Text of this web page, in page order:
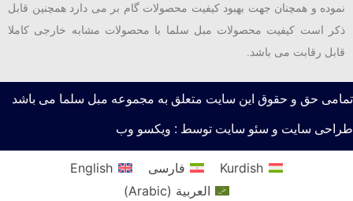
نموده و همچنان جهت بهبود کیفیت محصولات گام بر می دارد همچنین قابل
ذکر است کیفیت محصولات مبل سلما با محصولات مشابه خارجی کاملا
قابل رقابت می باشد.
تمامی حق و حقوق این سایت متعلق به مجموعه مبل سلما می باشد
طراحی سایت و سئو سایت توسط : ویکسو وب
Kurdish فارسی
English
العربية (
Arabic
)